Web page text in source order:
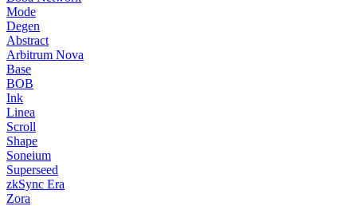
Mode
Degen
Abstract
Arbitrum Nova
Base
BOB
Ink
Linea
Scroll
Shape
Soneium
Superseed
zkSync Era
Zora